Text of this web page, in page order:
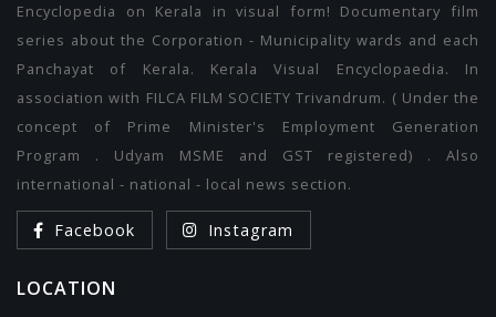
Encyclopedia on Kerala in visual form! Documentary film
series about the Corporation - Municipality wards and each
Panchayat of Kerala. Kerala Visual Encyclopaedia. In
association with FILCA FILM SOCIETY Trivandrum. ( Under the
concept of Prime Minister's Employment Generation
Program . Udyam MSME and GST registered) . Also
international - national - local news section.
Facebook Instagram
LOCATION